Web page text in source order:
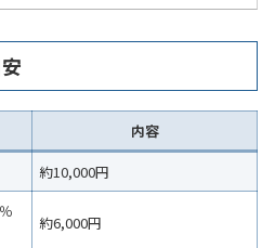
内容
約10,000円
約6,000円